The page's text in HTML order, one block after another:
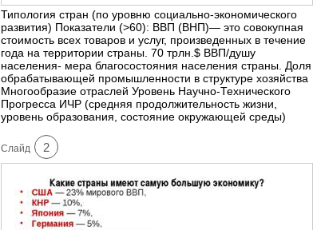
Типология стран (по уровню социально-экономического
развития) Показатели (>60): ВВП (ВНП)— это совокупная
стоимость всех товаров и услуг, произведенных в течение
года на территории страны. 70 трлн.$ ВВП/душу
населения- мера благосостояния населения страны. Доля
обрабатывающей промышленности в структуре хозяйства
Многообразие отраслей Уровень Научно-Технического
Прогресса ИЧР (средняя продолжительность жизни,
уровень образования, состояние окружающей среды)
Cлайд 2